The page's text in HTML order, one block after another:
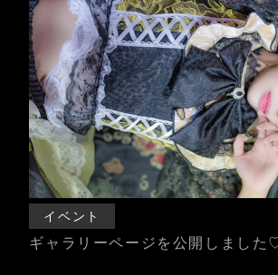
イベント
ギャラリーページを公開しました